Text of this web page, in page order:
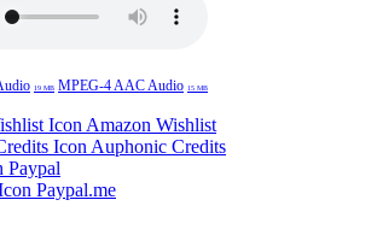
19 MB MPEG-4 AAC Audio 15 MB
Amazon Wishlist
Auphonic Credits
Paypal
Paypal.me